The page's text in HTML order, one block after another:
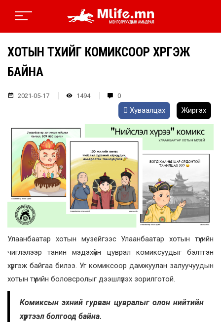
ХОТЫН ТҮҮХИЙГ КОМИКСООР ХҮРГЭЖ
БАЙНА
2021-05-17 1494 0
Хуваалцах Жиргэх
Улаанбаатар хотын музейгээс Улаанбаатар хотын түүхийн
чиглэлээр танин мэдэхүйн цуврал комиксуудыг бэлтгэн
хүргэж байгаа билээ. Уг комиксоор дамжуулан залуучуудын
хотын түүхийн боловсролыг дээшлүүлэх зорилготой.
Комиксын эхний гурван цувралыг олон нийтийн
хүртээл болгоод байна.